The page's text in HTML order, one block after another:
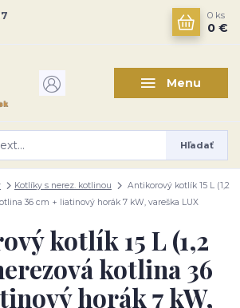
Menu
Hľadať
0 ks
0 €
Kotlíky s nerez. kotlinou
Antikorový kotlík 15 L (1,2
36 cm + liatinový horák 7 kW, vareška LUX
kotlík 15 L (1,2
kotlina 36
horák 7 kW,